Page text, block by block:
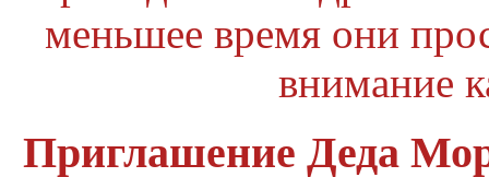
меньшее время они
внимание
Приглашение Деда